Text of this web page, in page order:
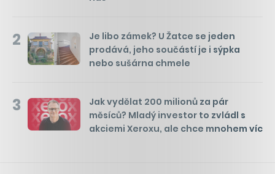
2
Je libo zámek? U Žatce se jeden
prodává, jeho součástí je i sýpka
nebo sušárna chmele
3
Jak vydělat 200 milionů za pár
měsíců? Mladý investor to zvládl s
akciemi Xeroxu, ale chce mnohem víc